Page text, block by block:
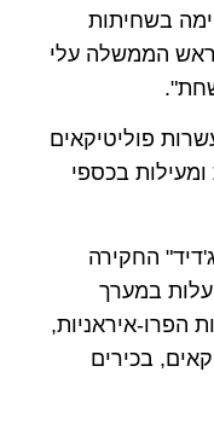
בשחיתות
הממשלה עלי
פוליטיקאים
בכספי
החקירה
במערך
הפרו-איראניות,
כה כ-50 פוליטיקאים, בכירים